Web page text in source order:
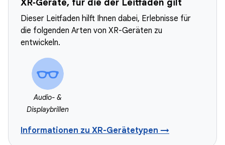
XR‑Geräte, für die der Leitfaden gilt
Dieser Leitfaden hilft Ihnen dabei, Erlebnisse für
die folgenden Arten von XR-Geräten zu
entwickeln.
Audio- &
Displaybrillen
Informationen zu XR-Gerätetypen →